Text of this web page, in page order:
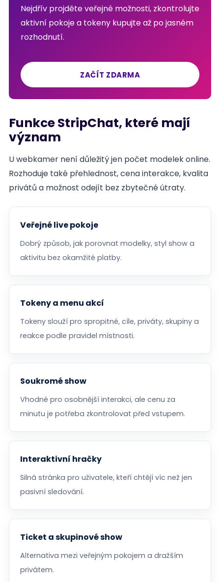
Nejdřív projděte veřejné možnosti, zkontrolujte
aktivní pokoje a tokeny kupujte až po jasném
rozhodnutí.
ZAČÍT ZDARMA
Funkce StripChat, které mají
význam
U webkamer není důležitý jen počet modelek online.
Rozhoduje také přehlednost, cena interakce, kvalita
privátů a možnost odejít bez zbytečné útraty.
Veřejné live pokoje
Dobrý způsob, jak porovnat modelky, styl show a
aktivitu bez okamžité platby.
Tokeny a menu akcí
Tokeny slouží pro spropitné, cíle, priváty, skupiny a
reakce podle pravidel místnosti.
Soukromé show
Vhodné pro osobnější interakci, ale cenu za
minutu je potřeba zkontrolovat před vstupem.
Interaktivní hračky
Silná stránka pro uživatele, kteří chtějí víc než jen
pasivní sledování.
Ticket a skupinové show
Alternativa mezi veřejným pokojem a dražším
privátem.